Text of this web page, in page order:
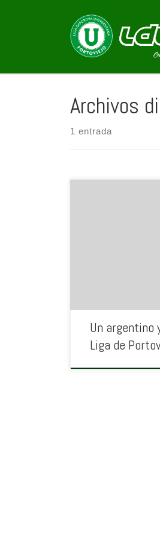
Saltar al contenido
Archivos
1 entrada
Un argentino
Liga de